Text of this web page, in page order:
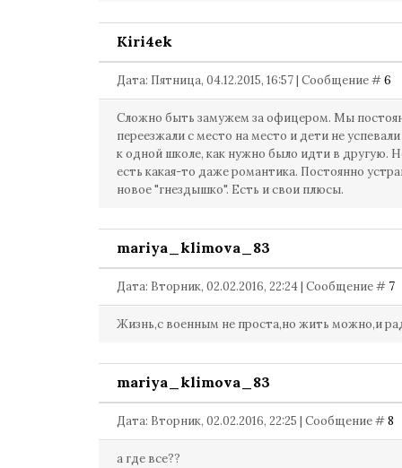
Kiri4ek
Дата: Пятница, 04.12.2015, 16:57 | Сообщение #6
Сложно быть замужем за офицером. Мы
переезжали с место на место и дети не
к одной школе, как нужно было идти в другую.
есть какая-то даже романтика. Постоянно
новое "гнездышко". Есть и свои плюсы.
mariya_klimova_83
Дата: Вторник, 02.02.2016, 22:24 | Сообщение # 7
Жизнь,с военным не проста,но жить можно,и
mariya_klimova_83
Дата: Вторник, 02.02.2016, 22:25 | Сообщение #8
а где все??